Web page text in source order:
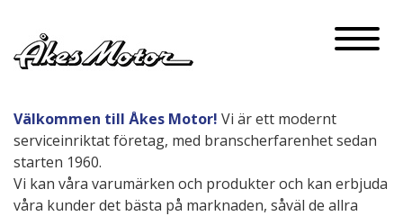
Välkommen till Åkes Motor! Vi är ett modernt
serviceinriktat företag, med branscherfarenhet sedan
starten 1960.
Vi kan våra varumärken och produkter och kan erbjuda
våra kunder det bästa på marknaden, såväl de allra